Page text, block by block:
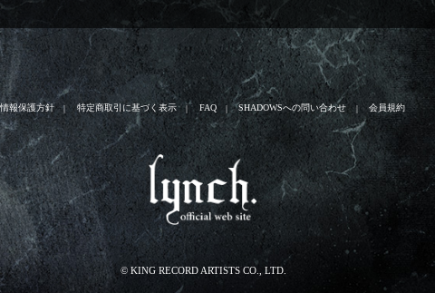
報保護方針 特定商取引に基づく表示 FAQ SHADOWSへの問い合わせ 会員規約
© KING RECORD ARTISTS CO., LTD.